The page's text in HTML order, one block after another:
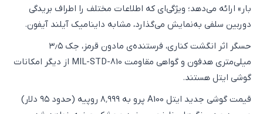
بار» ارائه می‌دهد؛ ویژگی‌ای که اطلاعات مختلف را اطراف بریدگی
دوربین سلفی به‌نمایش می‌گذارد، مشابه داینامیک آیلند آیفون.
حسگر اثر انگشت کناری، فرستنده‌ی مادون قرمز، جک ۳٫۵
میلی‌متری هدفون و گواهی مقاومت MIL-STD-810 از دیگر امکانات
گوشی ایتل هستند.
قیمت گوشی جدید ایتل A100 پرو به ۸٬۹۹۹ روپیه (حدود ۹۵ دلار)